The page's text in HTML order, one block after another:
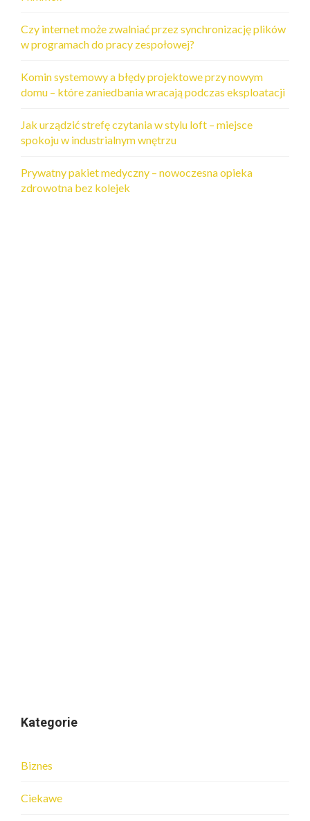
Czy internet może zwalniać przez synchronizację plików
w programach do pracy zespołowej?
Komin systemowy a błędy projektowe przy nowym
domu – które zaniedbania wracają podczas eksploatacji
Jak urządzić strefę czytania w stylu loft – miejsce
spokoju w industrialnym wnętrzu
Prywatny pakiet medyczny – nowoczesna opieka
zdrowotna bez kolejek
Kategorie
Biznes
Ciekawe